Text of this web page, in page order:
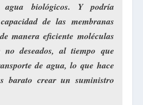
biológicos. Y podría
de las membranas
manera eficiente moléculas
no deseados, al tiempo que
de agua, lo que hace
barato crear un suministro